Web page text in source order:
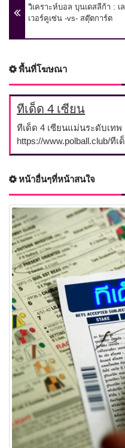
วิเคราะห์บอล บุนเดสลีก้า : เล
เวอร์คูเซ่น -vs- สตุ๊ตการ์ต
พื้นที่โฆษณา
ทีเด็ด 4 เซียน
ทีเด็ด 4 เซียนแม่นระดับเท
https://www.polball.club/ทีเ
หน้าอื่นๆที่หน้าสนใจ